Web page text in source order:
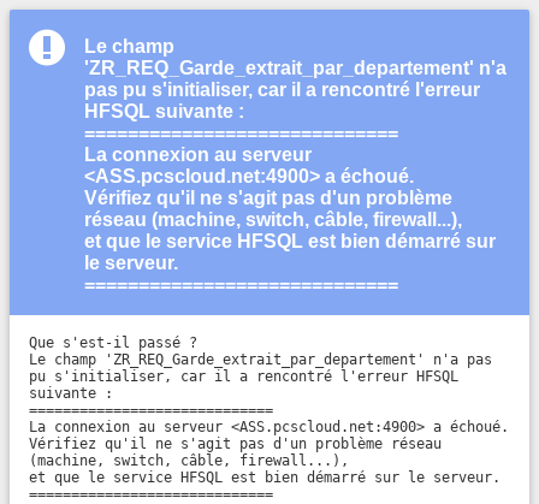
Le champ
'ZR_REQ_Garde_extrait_par_departement' n'a
pas pu s'initialiser, car il a rencontré l'erreur
HFSQL suivante :
=============================
La connexion au serveur
<ASS.pcscloud.net:4900> a échoué.
Vérifiez qu'il ne s'agit pas d'un problème
réseau (machine, switch, câble, firewall...),
et que le service HFSQL est bien démarré sur
le serveur.
=============================
Que s'est-il passé ?
Le champ 'ZR_REQ_Garde_extrait_par_departement' n'a pas
pu s'initialiser, car il a rencontré l'erreur HFSQL
suivante :
=============================
La connexion au serveur <ASS.pcscloud.net:4900> a échoué.
Vérifiez qu'il ne s'agit pas d'un problème réseau
(machine, switch, câble, firewall...),
et que le service HFSQL est bien démarré sur le serveur.
=============================